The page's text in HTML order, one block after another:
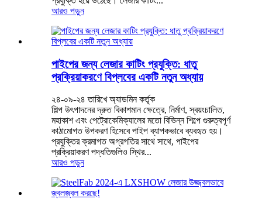
আরও পড়ুন
পাইপের জন্য লেজার কাটিং প্রযুক্তি: ধাতু
প্রক্রিয়াকরণে বিপ্লবের একটি নতুন অধ্যায়
২৪-০৯-২৪ তারিখে অ্যাডমিন কর্তৃক
শিল্প উৎপাদনের দ্রুত বিকাশমান ক্ষেত্রে, নির্মাণ, স্বয়ংচালিত,
মহাকাশ এবং পেট্রোকেমিক্যালের মতো বিভিন্ন শিল্পে গুরুত্বপূর্ণ
কাঠামোগত উপকরণ হিসেবে পাইপ ব্যাপকভাবে ব্যবহৃত হয়।
প্রযুক্তির ক্রমাগত অগ্রগতির সাথে সাথে, পাইপের
প্রক্রিয়াকরণ পদ্ধতিগুলিও স্থির...
আরও পড়ুন